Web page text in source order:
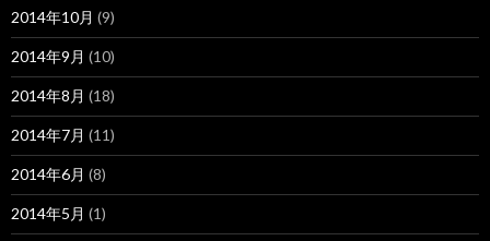
2014年10月 (9)
2014年9月 (10)
2014年8月 (18)
2014年7月 (11)
2014年6月 (8)
2014年5月 (1)